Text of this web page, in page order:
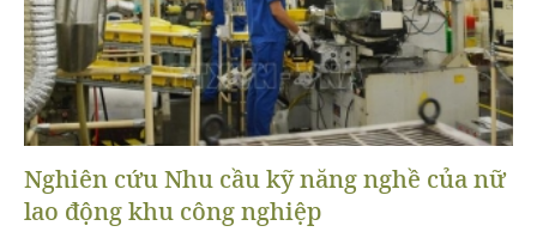
Nghiên cứu Nhu cầu kỹ năng nghề của nữ
lao động khu công nghiệp